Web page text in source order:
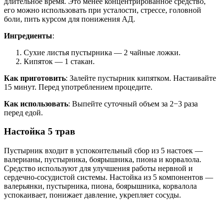
его можно использовать при усталости, стрессе, головной
боли, пить курсом для понижения АД.
Ингредиенты:
Сухие листья пустырника — 2 чайные ложки.
Кипяток — 1 стакан.
Как приготовить: Залейте пустырник кипятком. Настаивайте
15 минут. Перед употреблением процедите.
Как использовать: Выпейте суточный объем за 2−3 раза
перед едой.
Настойка 5 трав
Пустырник входит в успокоительный сбор из 5 настоек —
валерианы, пустырника, боярышника, пиона и корвалола.
Средство используют для улучшения работы нервной и
сердечно-сосудистой системы. Настойка из 5 компонентов —
валерьянки, пустырника, пиона, боярышника, корвалола
успокаивает, понижает давление, укрепляет сосуды.